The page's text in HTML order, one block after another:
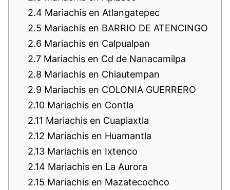
2.4 Mariachis en Atlangatepec
2.5 Mariachis en BARRIO DE ATENCINGO
2.6 Mariachis en Calpualpan
2.7 Mariachis en Cd de Nanacamilpa
2.8 Mariachis en Chiautempan
2.9 Mariachis en COLONIA GUERRERO
2.10 Mariachis en Contla
2.11 Mariachis en Cuapiaxtla
2.12 Mariachis en Huamantla
2.13 Mariachis en Ixtenco
2.14 Mariachis en La Aurora
2.15 Mariachis en Mazatecochco